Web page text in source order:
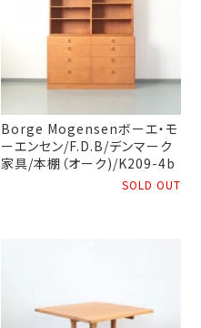
Borge Mogensenボーエ・モ
ーエンセン/F.D.B/デンマーク
家具/本棚（オーク)/K209-4b
SOLD OUT